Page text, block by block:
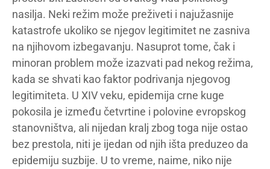
nasilja. Neki režim može preživeti i najužasnije
katastrofe ukoliko se njegov legitimitet ne zasniva
na njihovom izbegavanju. Nasuprot tome, čak i
minoran problem može izazvati pad nekog režima,
kada se shvati kao faktor podrivanja njegovog
legitimiteta. U XIV veku, epidemija crne kuge
pokosila je između četvrtine i polovine evropskog
stanovništva, ali nijedan kralj zbog toga nije ostao
bez prestola, niti je ijedan od njih išta preduzeo da
epidemiju suzbije. U to vreme, naime, niko nije